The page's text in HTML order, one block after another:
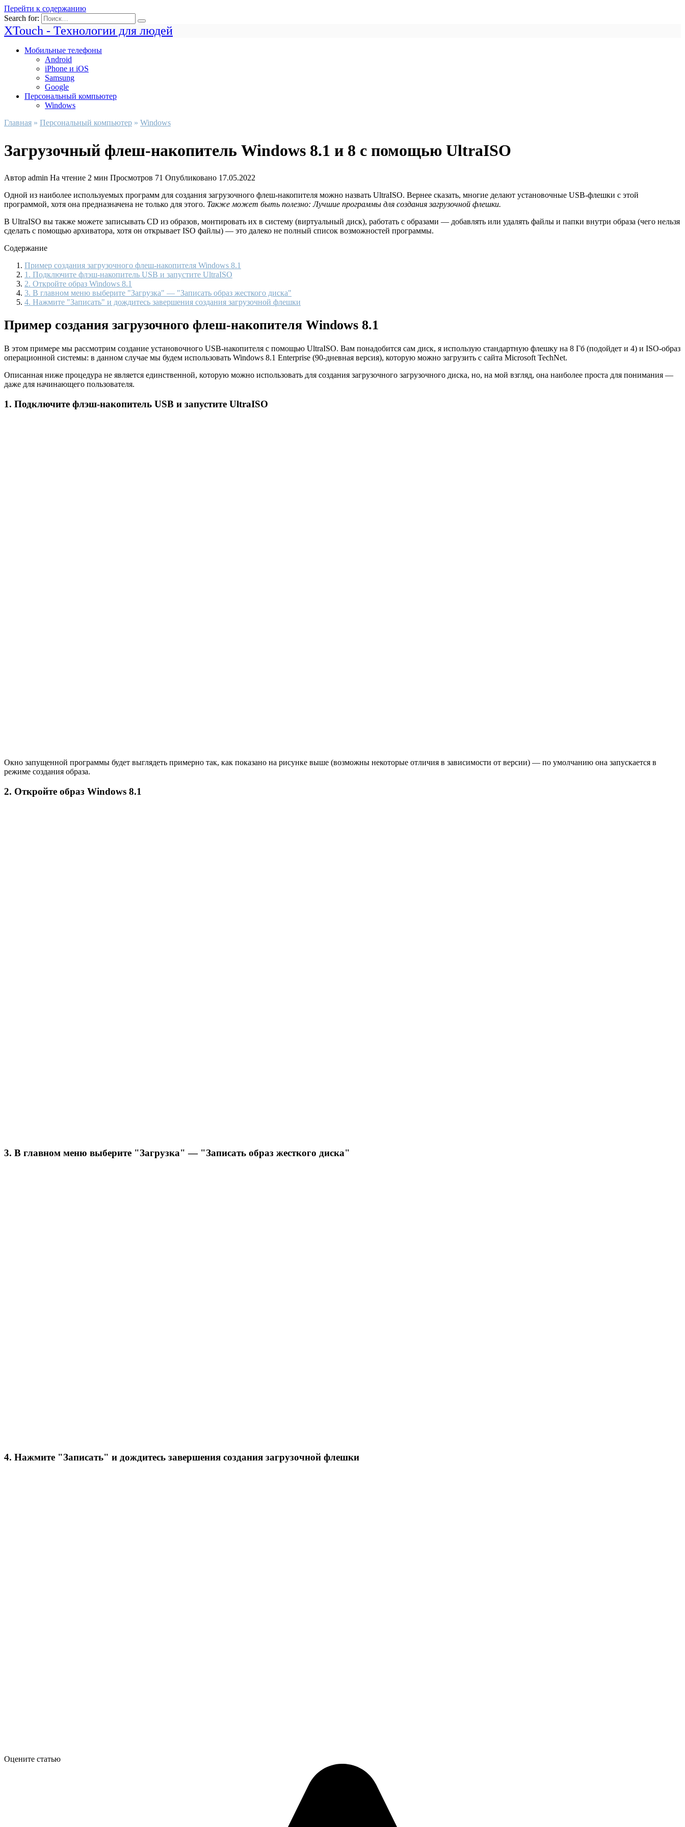
Перейти к содержанию
Search for:
XTouch - Технологии для людей
Мобильные телефоны
Android
iPhone и iOS
Samsung
Google
Персональный компьютер
Windows
Главная » Персональный компьютер » Windows
Загрузочный флеш-накопитель Windows 8.1 и 8 с помощью UltraISO
Автор admin На чтение 2 мин Просмотров 71 Опубликовано 17.05.2022
Одной из наиболее используемых программ для создания загрузочного флеш-накопителя можно назвать UltraISO. Вернее сказать, многие делают установочные USB-флешки с этой
программой, хотя она предназначена не только для этого. Также может быть полезно: Лучшие программы для создания загрузочной флешки.
В UltraISO вы также можете записывать CD из образов, монтировать их в систему (виртуальный диск), работать с образами — добавлять или удалять файлы и папки внутри образа (чего нельзя
сделать с помощью архиватора, хотя он открывает ISO файлы) — это далеко не полный список возможностей программы.
Содержание
Пример создания загрузочного флеш-накопителя Windows 8.1
1. Подключите флэш-накопитель USB и запустите UltraISO
2. Откройте образ Windows 8.1
3. В главном меню выберите "Загрузка" — "Записать образ жесткого диска"
4. Нажмите "Записать" и дождитесь завершения создания загрузочной флешки
Пример создания загрузочного флеш-накопителя Windows 8.1
В этом примере мы рассмотрим создание установочного USB-накопителя с помощью UltraISO. Вам понадобится сам диск, я использую стандартную флешку на 8 Гб (подойдет и 4) и ISO-образ
операционной системы: в данном случае мы будем использовать Windows 8.1 Enterprise (90-дневная версия), которую можно загрузить с сайта Microsoft TechNet.
Описанная ниже процедура не является единственной, которую можно использовать для создания загрузочного загрузочного диска, но, на мой взгляд, она наиболее проста для понимания —
даже для начинающего пользователя.
1. Подключите флэш-накопитель USB и запустите UltraISO
Окно запущенной программы будет выглядеть примерно так, как показано на рисунке выше (возможны некоторые отличия в зависимости от версии) — по умолчанию она запускается в
режиме создания образа.
2. Откройте образ Windows 8.1
3. В главном меню выберите "Загрузка" — "Записать образ жесткого диска"
4. Нажмите "Записать" и дождитесь завершения создания загрузочной флешки
Оцените статью